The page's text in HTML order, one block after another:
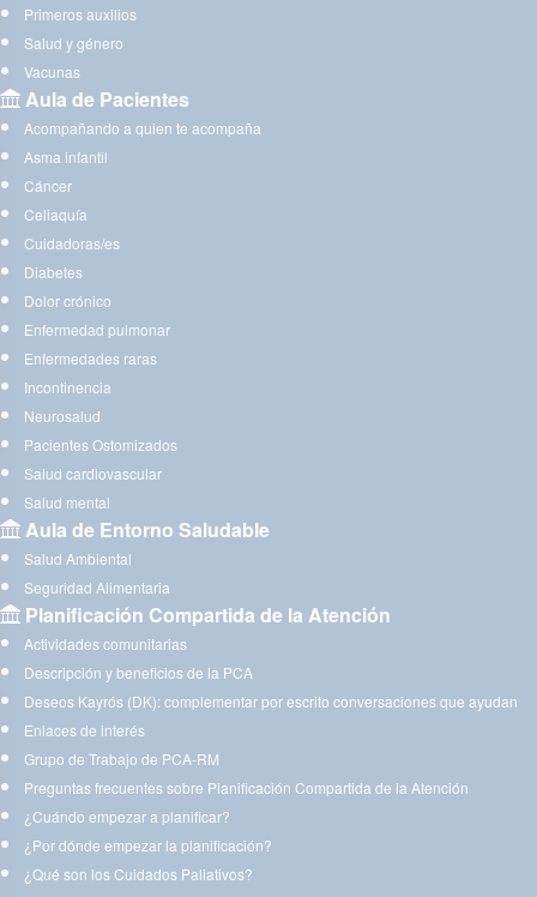
Primeros auxilios
Salud y género
Vacunas
Aula de Pacientes
Acompañando a quien te acompaña
Asma infantil
Cáncer
Celiaquía
Cuidadoras/es
Diabetes
Dolor crónico
Enfermedad pulmonar
Enfermedades raras
Incontinencia
Neurosalud
Pacientes Ostomizados
Salud cardiovascular
Salud mental
Aula de Entorno Saludable
Salud Ambiental
Seguridad Alimentaria
Planificación Compartida de la Atención
Actividades comunitarias
Descripción y beneficios de la PCA
Deseos Kayrós (DK): complementar por escrito conversaciones que ayudan
Enlaces de interés
Grupo de Trabajo de PCA-RM
Preguntas frecuentes sobre Planificación Compartida de la Atención
¿Cuándo empezar a planificar?
¿Por dónde empezar la planificación?
¿Qué son los Cuidados Paliativos?